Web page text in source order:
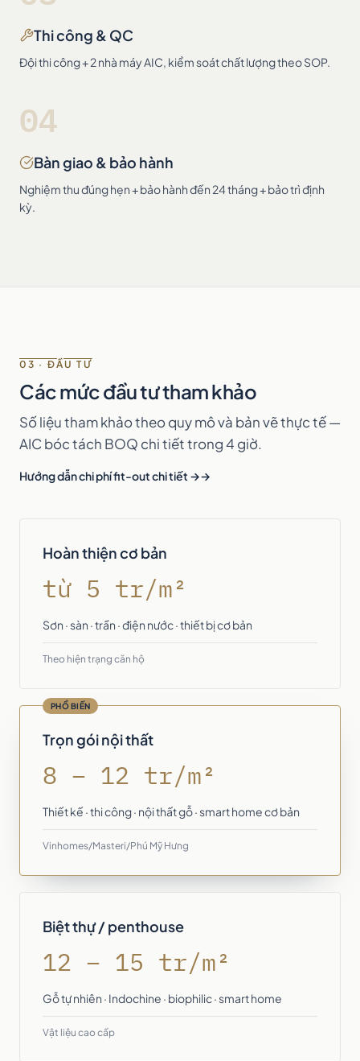
Thi công & QC
Đội thi công + 2 nhà máy AIC, kiểm soát chất lượng theo SOP.
04
Bàn giao & bảo hành
Nghiệm thu đúng hẹn + bảo hành đến 24 tháng + bảo trì định
kỳ.
03 · ĐẦU TƯ
Các mức đầu tư tham khảo
Số liệu tham khảo theo quy mô và bản vẽ thực tế —
AIC bóc tách BOQ chi tiết trong 4 giờ.
Hướng dẫn chi phí fit-out chi tiết →
Hoàn thiện cơ bản
từ 5 tr/m²
Sơn · sàn · trần · điện nước · thiết bị cơ bản
Theo hiện trạng căn hộ
PHỔ BIẾN
Trọn gói nội thất
8 – 12 tr/m²
Thiết kế · thi công · nội thất gỗ · smart home cơ bản
Vinhomes/Masteri/Phú Mỹ Hưng
Biệt thự / penthouse
12 – 15 tr/m²
Gỗ tự nhiên · Indochine · biophilic · smart home
Vật liệu cao cấp